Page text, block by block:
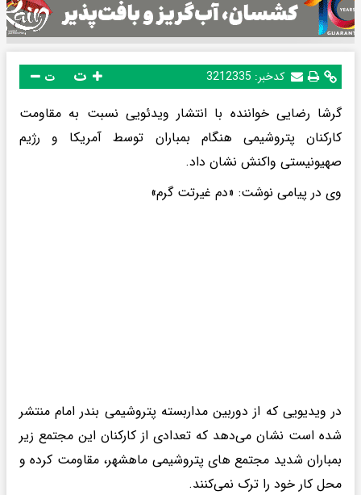
کدخبر: 3212335 ت
گرشا رضایی خواننده با انتشار ویدئویی نسبت به مقاومت
کارکنان پتروشیمی هنگام بمباران توسط آمریکا و رژیم
صهیونیستی واکنش نشان داد.
وی در پیامی نوشت: «دم غیرتت گرم»
در ویدیویی که از دوربین مداربسته پتروشیمی بندر امام منتشر
شده است نشان می‌دهد که تعدادی از کارکنان این مجتمع زیر
بمباران شدید مجتمع های پتروشیمی ماهشهر، مقاومت کرده و
محل کار خود را ترک نمی‌کنند.